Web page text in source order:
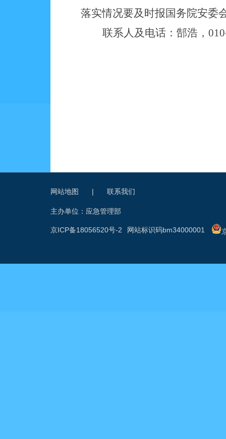
落实情况要及时报国务院安委
联系人及电话：郜浩，
网站地图 | 联系我们
主办单位：应急管理部
网站标识码bm34000001
京ICP备18056520号-2